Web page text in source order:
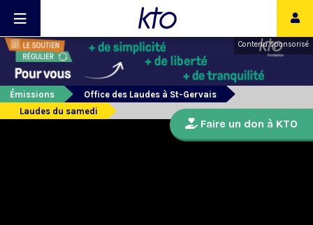
Contenu sponsorisé
Émissions
Office des Laudes à St-Gervais
Laudes du samedi
Faire un don à KTO